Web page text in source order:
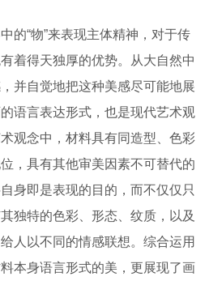
的“物”来表现主体精神，对于传
着得天独厚的优势。从大自然中
并自觉地把这种美感尽可能地展
语言表达形式，也是现代艺术观
观念中，材料具有同造型、色彩
，具有其他审美因素不可替代的
身即是表现的目的，而不仅仅只
独特的色彩、形态、纹质，以及
人以不同的情感联想。综合运用
本身语言形式的美，更展现了画